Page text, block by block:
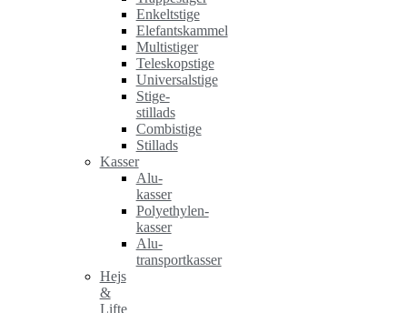
Enkeltstige
Elefantskammel
Multistiger
Teleskopstige
Universalstige
Stige-
stillads
Combistige
Stillads
Kasser
Alu-
kasser
Polyethylen-
kasser
Alu-
transportkasser
Hejs
&
Lifte